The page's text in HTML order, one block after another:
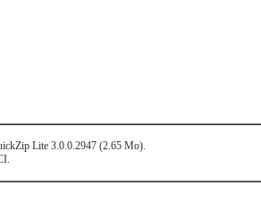
Lite 3.0.0.2947 (2.65 Mo).